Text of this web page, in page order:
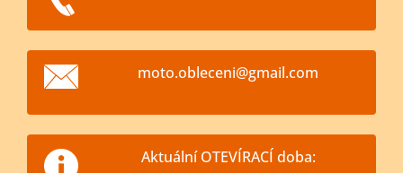
moto.obleceni@gmail.com
Aktuální OTEVÍRACÍ doba: